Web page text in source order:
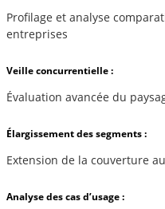
Profilage et analyse
entreprises
Veille concurrentielle :
Évaluation avancée du
Élargissement des segments :
Extension de la couverture
Analyse des cas d’usage :